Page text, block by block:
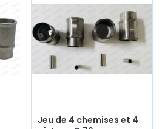
Jeu de 4 chemises et 4